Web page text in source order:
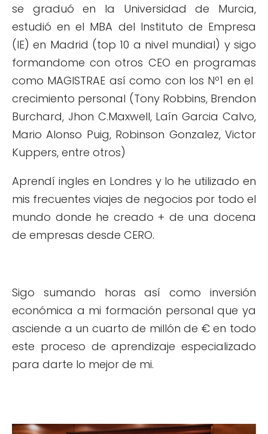
se graduó en la Universidad de Murcia,
estudió en el MBA del Instituto de Empresa
(IE) en Madrid (top 10 a nivel mundial) y sigo
formandome con otros CEO en programas
como MAGISTRAE así como con los Nº1 en el
crecimiento personal (Tony Robbins, Brendon
Burchard, Jhon C.Maxwell, Laín Garcia Calvo,
Mario Alonso Puig, Robinson Gonzalez, Victor
Kuppers, entre otros)
Aprendí ingles en Londres y lo he utilizado en
mis frecuentes viajes de negocios por todo el
mundo donde he creado + de una docena
de empresas desde CERO.
Sigo sumando horas así como inversión
económica a mi formación personal que ya
asciende a un cuarto de millón de € en todo
este proceso de aprendizaje especializado
para darte lo mejor de mi.